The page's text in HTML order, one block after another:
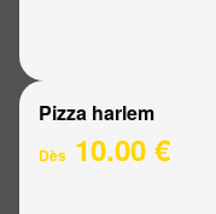
Pizza harlem
Dès 10.00 €